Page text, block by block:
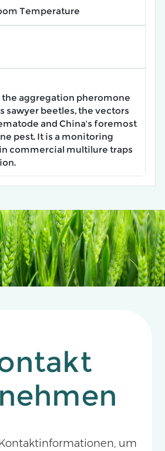
Temperature
aggregation pheromone
sawyer beetles, the vectors
and China's foremost
pest. It is a monitoring
commercial multilure traps
um